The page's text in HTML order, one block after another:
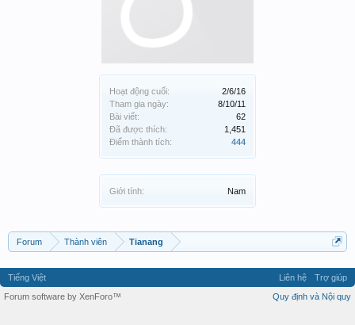
Hoạt động cuối:
2/6/16
Tham gia ngày:
8/10/11
Bài viết:
62
Đã được thích:
1,451
Điểm thành tích:
444
Giới tính: Nam
Forum Thành viên Tianang
Tiếng Việt Liên hệ
Trợ giúp
Quy định và Nội quy
Forum software by XenForo™